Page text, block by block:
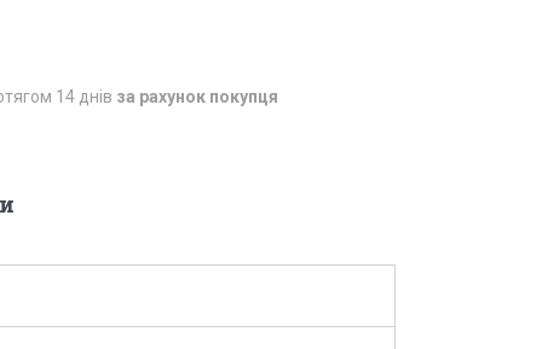
14 днів за рахунок покупця